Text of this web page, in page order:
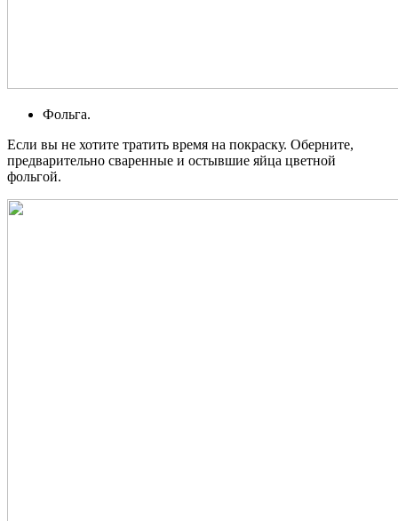
Фольга.
Если вы не хотите тратить время на покраску. Оберните,
предварительно сваренные и остывшие яйца цветной
фольгой.